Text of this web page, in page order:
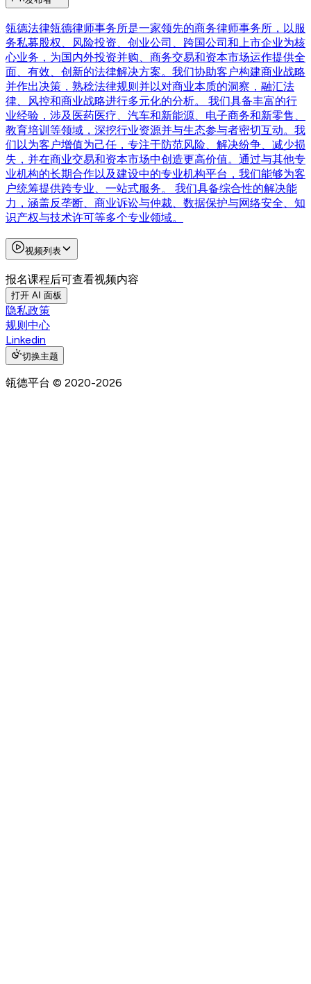
瓴德法律瓴德律师事务所是一家领先的商务律师事务所，以服
务私募股权、风险投资、创业公司、跨国公司和上市企业为核
心业务，为国内外投资并购、商务交易和资本市场运作提供全
面、有效、创新的法律解决方案。我们协助客户构建商业战略
并作出决策，熟稔法律规则并以对商业本质的洞察，融汇法
律、风控和商业战略进行多元化的分析。 我们具备丰富的行
业经验，涉及医药医疗、汽车和新能源、电子商务和新零售、
教育培训等领域，深挖行业资源并与生态参与者密切互动。我
们以为客户增值为己任，专注于防范风险、解决纷争、减少损
失，并在商业交易和资本市场中创造更高价值。通过与其他专
业机构的长期合作以及建设中的专业机构平台，我们能够为客
户统筹提供跨专业、一站式服务。 我们具备综合性的解决能
力，涵盖反垄断、商业诉讼与仲裁、数据保护与网络安全、知
识产权与技术许可等多个专业领域。
视频列表
报名课程后可查看视频内容
打开 AI 面板
隐私政策
规则中心
Linkedin
切换主题
瓴德平台 © 2020-2026